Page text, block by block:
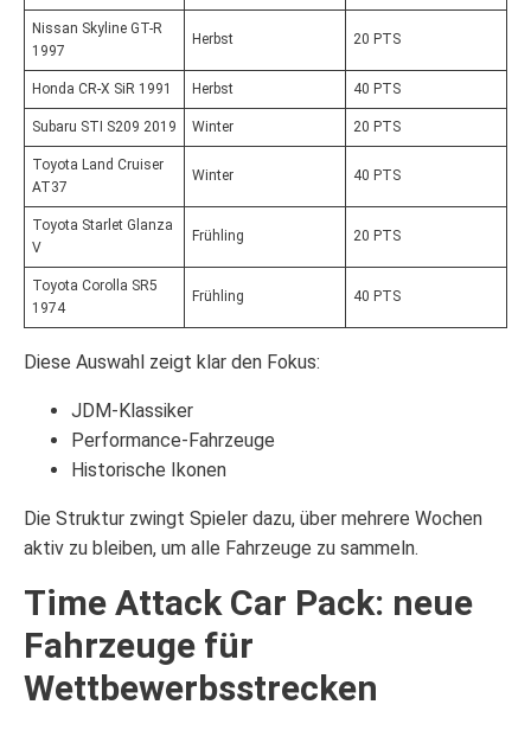
Nissan Skyline GT-R
1997
Herbst 20 PTS
Honda CR-X SiR 1991 Herbst 40 PTS
Subaru STI S209 2019 Winter 20 PTS
Toyota Land Cruiser
AT37
Winter 40 PTS
Toyota Starlet Glanza
V
Frühling 20 PTS
Toyota Corolla SR5
1974
Frühling 40 PTS
Diese Auswahl zeigt klar den Fokus:
JDM-Klassiker
Performance-Fahrzeuge
Historische Ikonen
Die Struktur zwingt Spieler dazu, über mehrere Wochen
aktiv zu bleiben, um alle Fahrzeuge zu sammeln.
Time Attack Car Pack: neue
Fahrzeuge für
Wettbewerbsstrecken